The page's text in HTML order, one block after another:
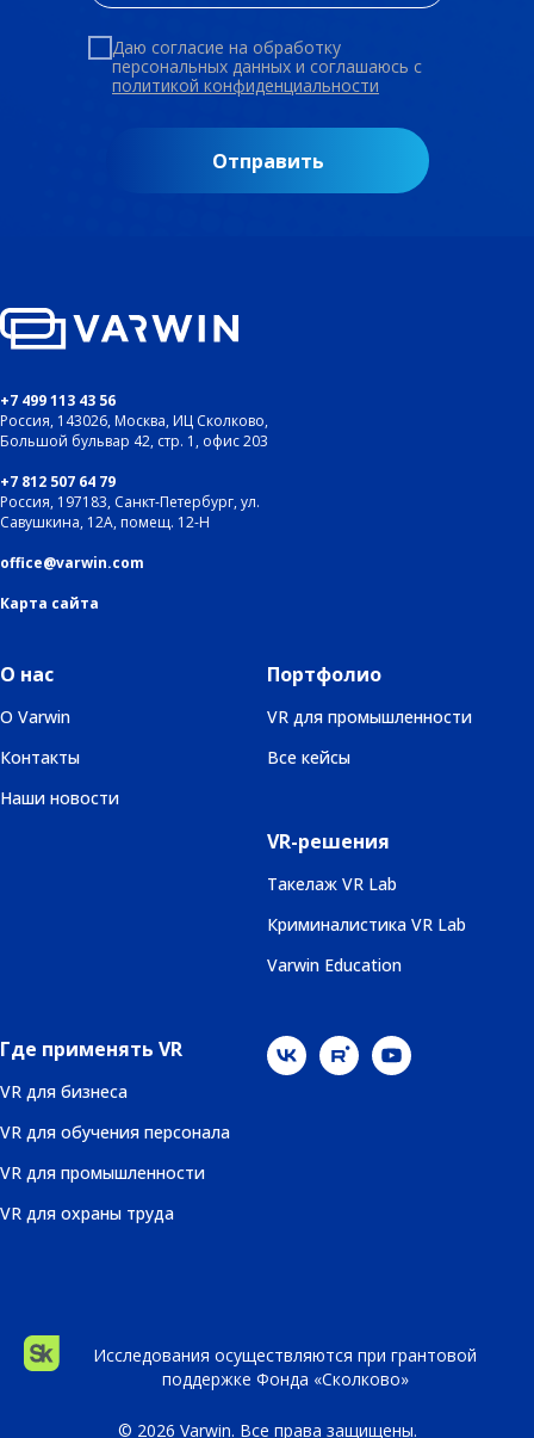
Даю согласие на обработку
персональных данных и соглашаюсь c
политикой конфиденциальности
Отправить
+7 499 113 43 56
Россия, 143026, Москва, ИЦ Сколково,
Большой бульвар 42, стр. 1, офис 203
+7 812 507 64 79
Россия, 197183, Санкт-Петербург, ул.
Савушкина, 12А, помещ. 12-Н
office@varwin.com
Карта сайта
О нас
О Varwin
Контакты
Наши новости
Портфолио
VR для промышленности
Все кейсы
VR-решения
Такелаж VR Lab
Криминалистика VR Lab
Varwin Education
Где применять VR
VR для бизнеса
VR для обучения персонала
VR для промышленности
VR для охраны труда
Исследования осуществляются при грантовой
поддержке Фонда «Сколково»
© 2026 Varwin. Все права защищены.